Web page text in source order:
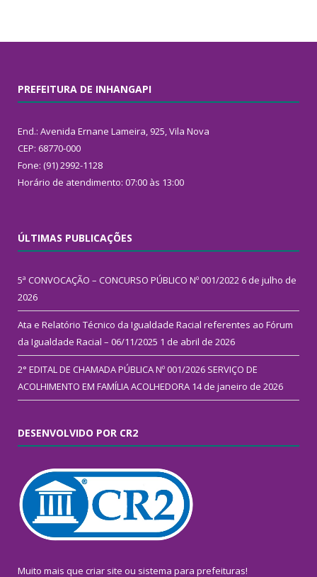
PREFEITURA DE INHANGAPI
End.: Avenida Ernane Lameira, 925, Vila Nova
CEP: 68770-000
Fone: (91) 2992-1128
Horário de atendimento: 07:00 às 13:00
ÚLTIMAS PUBLICAÇÕES
5ª CONVOCAÇÃO – CONCURSO PÚBLICO Nº 001/2022 6 de julho de
2026
Ata e Relatório Técnico da Igualdade Racial referentes ao Fórum
da Igualdade Racial – 06/11/2025 1 de abril de 2026
2° EDITAL DE CHAMADA PÚBLICA Nº 001/2026 SERVIÇO DE
ACOLHIMENTO EM FAMÍLIA ACOLHEDORA 14 de janeiro de 2026
DESENVOLVIDO POR CR2
Muito mais que criar site ou sistema para prefeituras!